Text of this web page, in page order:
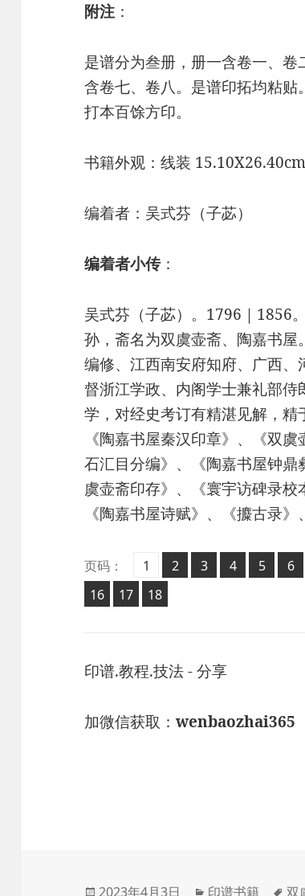
附注 ：
是谱分为叁册，册一含卷一、
含卷七、卷八。是谱印拓均粘
打本百馀方印。
书籍外观：线装 15.10X26.40cm
编着者：吴式芬（子苾）
编着者小传：
吴式芬（子苾）。1796｜1856
孙，斋名为双虞壶斋、陶嘉书
编修、江西南安府知府、广西
督浙江学政、内阁学士兼礼部
学，对经史考订有精湛见解，
《陶嘉书屋秦汉印章》、《双
石汇目分编》、《陶嘉书屋钟
虞壶斋印存》、《寰宇访碑录校
《陶嘉书屋诗赋》、《攗古录》
页码： 页
1 ,
页
2 ,
页
3 ,
页
4 ,
页
5 ,
页
6
页
16 ,
页
17 ,
页
18
印谱.教程.技法 - 分享
加微信获取：wenbaozhai365
发
2023年4月3日 分
印谱书籍 标
双